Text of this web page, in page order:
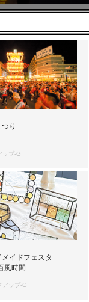
り
ップ-G
イドフェスタ
風時間
アップ-G